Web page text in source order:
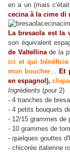
en a un (mais
cecina à la cime di
La bresaola est la
son équivalent
de Valtellina de la
ici et qui bénéficie
mon boucher... Et
en espagnol),
Ingrédients (pour 2)
- 4 tranches de
- 4 petits bouquets
- 12/15 grammes de
- 10 grammes de
- quelques gouttes
- chicorée italienne